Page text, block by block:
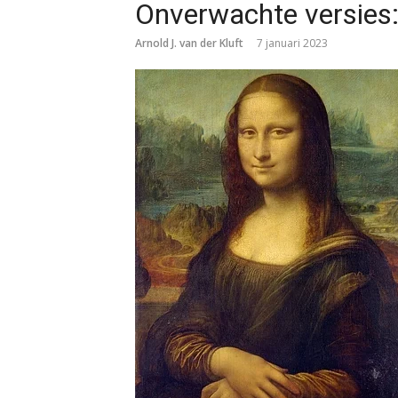
Onverwachte
Arnold J. van der Kluft 7 januari 2023